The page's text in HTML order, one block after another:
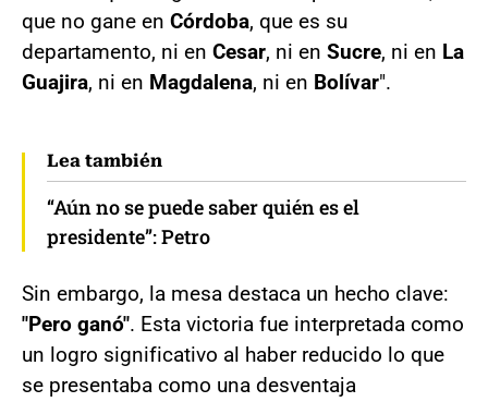
que no gane en Córdoba, que es su
departamento, ni en Cesar, ni en Sucre, ni en La
Guajira, ni en Magdalena, ni en Bolívar".
Lea también
“Aún no se puede saber quién es el
presidente”: Petro
Sin embargo, la mesa destaca un hecho clave:
"Pero ganó". Esta victoria fue interpretada como
un logro significativo al haber reducido lo que
se presentaba como una desventaja